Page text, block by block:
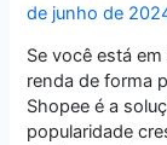
de junho de
Se você está
renda de forma
Shopee é a
popularidade